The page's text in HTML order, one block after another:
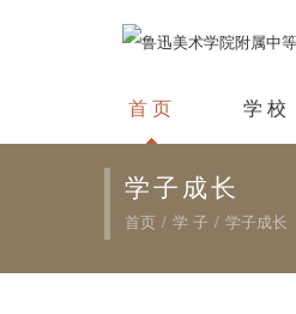
首 页 学 校
学子成长
首页 / 学 子 / 学子成长